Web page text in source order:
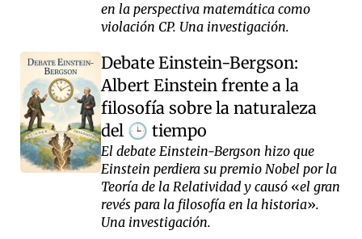
en la perspectiva matemática como
violación CP. Una investigación.
Debate Einstein-Bergson:
Albert Einstein frente a la
filosofía sobre la naturaleza
del 🕒 tiempo
El debate Einstein-Bergson hizo que
Einstein perdiera su premio Nobel por la
Teoría de la Relatividad y causó
el gran
revés para la filosofía en la historia .
Una investigación.